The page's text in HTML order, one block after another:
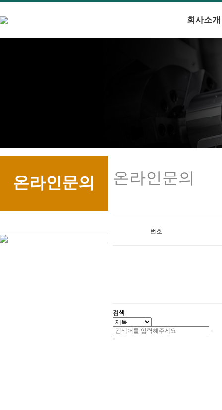
회사소개
온라인문의 온라인문의
번호
검색